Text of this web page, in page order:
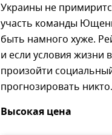
Украины не
участь команды
быть намного хуже.
и если условия жизни
произойти
прогнозировать никто.
Высокая цена